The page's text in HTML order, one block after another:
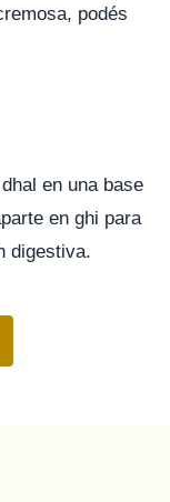
podés
en una base
en ghi para
digestiva.